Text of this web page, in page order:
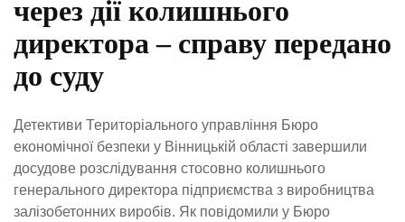
через дії колишнього
директора – справу передано
до суду
Детективи Територіального управління Бюро
економічної безпеки у Вінницькій області завершили
досудове розслідування стосовно колишнього
генерального директора підприємства з виробництва
залізобетонних виробів. Як повідомили у Бюро